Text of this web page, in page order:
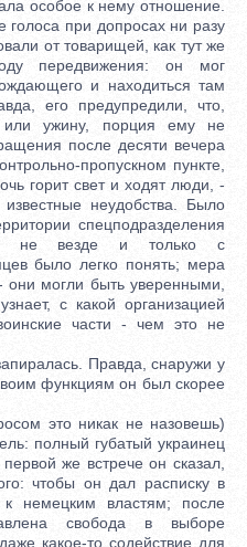
особое к нему отношение.
голоса при допросах ни разу
от товарищей, как тут же
передвижения: он мог
и находиться там
его предупредили, что,
ужину, порция ему не
после десяти вечера
пропускном пункте,
горит свет и ходят люди, -
неудобства. Было
спецподразделения
не везде и только с
было легко понять; мера
могли быть уверенными,
с какой организацией
части - чем это не
Правда, снаружи у
функциям он был скорее
это никак не назовешь)
полный губатый украинец
же встрече он сказал,
чтобы он дал расписку в
немецким властям; после
свобода в выборе
какое-то содействие для